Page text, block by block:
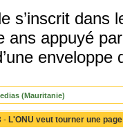
s’inscrit dans
ans appuyé
enveloppe
(Mauritanie)
- L'ONU veut tourner une